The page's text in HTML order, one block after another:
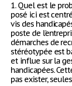
1. Quel est le
posé ici est
vis des
poste de
démarches de
stéréotypée est
et influe sur la
handicapées.
pas exister,